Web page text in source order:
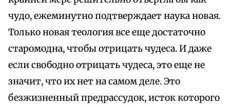
чудо, ежеминутно подтверждает наука новая.
Только новая теология все еще достаточно
старомодна, чтобы отрицать чудеса. И даже
если свободно отрицать чудеса, это еще не
значит, что их нет на самом деле. Это
безжизненный предрассудок, исток которого